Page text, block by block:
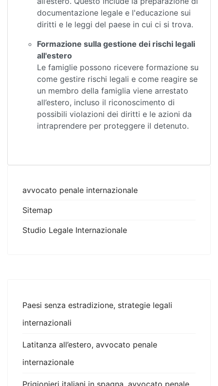
documentazione legale e l'educazione sui
diritti e le leggi del paese in cui ci si trova.
Formazione sulla gestione dei rischi legali
all'estero
Le famiglie possono ricevere formazione su
come gestire rischi legali e come reagire se
un membro della famiglia viene arrestato
all’estero, incluso il riconoscimento di
possibili violazioni dei diritti e le azioni da
intraprendere per proteggere il detenuto.
avvocato penale internazionale
Sitemap
Studio Legale Internazionale
Paesi senza estradizione, strategie legali
internazionali
Latitanza all’estero, avvocato penale
internazionale
Prigionieri italiani in spagna, avvocato penale